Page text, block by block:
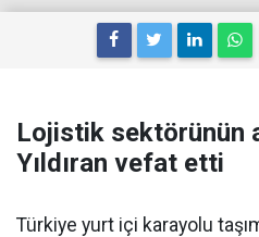
Lojistik sektörünün
Yıldıran vefat etti
Türkiye yurt içi karayolu